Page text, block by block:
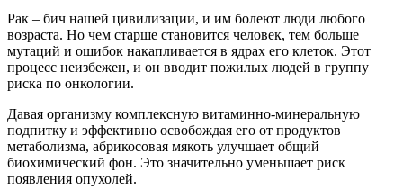
Рак – бич нашей цивилизации, и им болеют люди любого
возраста. Но чем старше становится человек, тем больше
мутаций и ошибок накапливается в ядрах его клеток. Этот
процесс неизбежен, и он вводит пожилых людей в группу
риска по онкологии.
Давая организму комплексную витаминно-минеральную
подпитку и эффективно освобождая его от продуктов
метаболизма, абрикосовая мякоть улучшает общий
биохимический фон. Это значительно уменьшает риск
появления опухолей.